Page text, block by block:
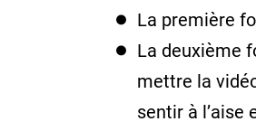
La première
La deuxième
mettre la
sentir à